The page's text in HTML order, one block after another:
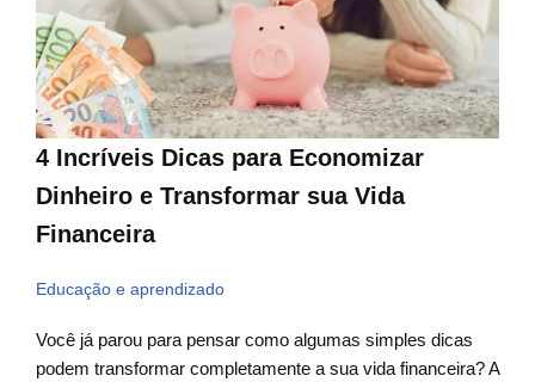
4 Incríveis Dicas para Economizar
Dinheiro e Transformar sua Vida
Financeira
Educação e aprendizado
Você já parou para pensar como algumas simples dicas
podem transformar completamente a sua vida financeira? A